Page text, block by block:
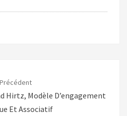
Hirtz, Modèle D’engagement
Et Associatif